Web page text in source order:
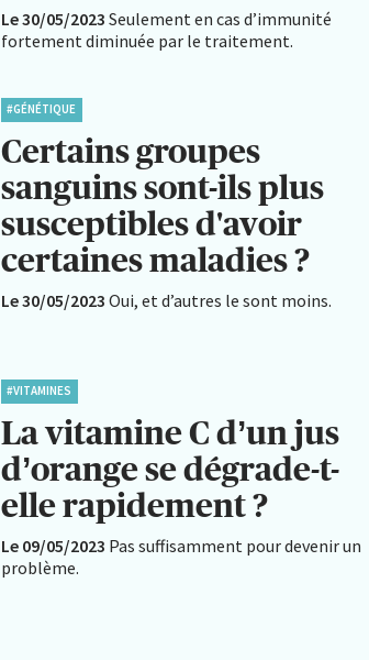
Le 30/05/2023 Seulement en cas d’immunité
fortement diminuée par le traitement.
#GÉNÉTIQUE
Certains groupes
sanguins sont-ils plus
susceptibles d'avoir
certaines maladies ?
Le 30/05/2023 Oui, et d’autres le sont moins.
#VITAMINES
La vitamine C d’un jus
d’orange se dégrade-t-
elle rapidement ?
Le 09/05/2023 Pas suffisamment pour devenir un
problème.